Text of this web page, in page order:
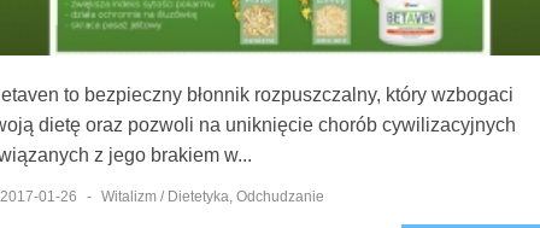
to bezpieczny błonnik rozpuszczalny, który wzbogaci
dietę oraz pozwoli na uniknięcie chorób cywilizacyjnych
z jego brakiem w...
2017-01-26 - Witalizm / Dietetyka, Odchudzanie